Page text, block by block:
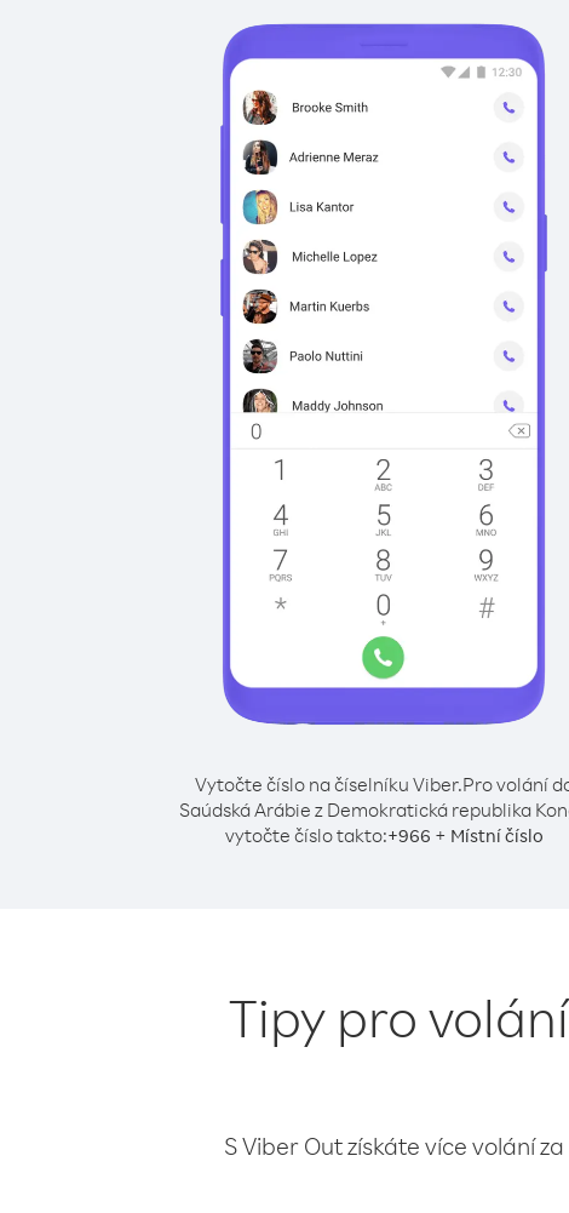
Vytočte číslo na číselníku Viber.Pro volání
Saúdská Arábie z Demokratická republika
vytočte číslo takto:+966 + Místní číslo
Tipy pro
S Viber Out získáte více volání